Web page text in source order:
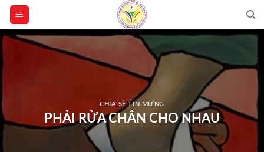
Skip
content
CHIA SẺ TIN MỪNG
PHẢI RỬA CHÂN CHO NHAU